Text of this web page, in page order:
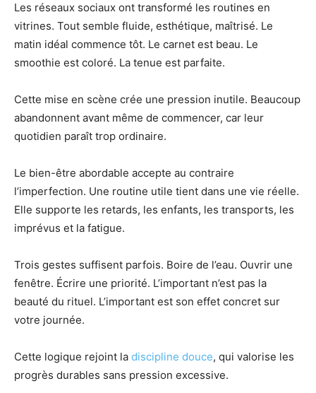
Les réseaux sociaux ont transformé les routines en
vitrines. Tout semble fluide, esthétique, maîtrisé. Le
matin idéal commence tôt. Le carnet est beau. Le
smoothie est coloré. La tenue est parfaite.
Cette mise en scène crée une pression inutile. Beaucoup
abandonnent avant même de commencer, car leur
quotidien paraît trop ordinaire.
Le bien-être abordable accepte au contraire
l’imperfection. Une routine utile tient dans une vie réelle.
Elle supporte les retards, les enfants, les transports, les
imprévus et la fatigue.
Trois gestes suffisent parfois. Boire de l’eau. Ouvrir une
fenêtre. Écrire une priorité. L’important n’est pas la
beauté du rituel. L’important est son effet concret sur
votre journée.
Cette logique rejoint la discipline douce, qui valorise les
progrès durables sans pression excessive.